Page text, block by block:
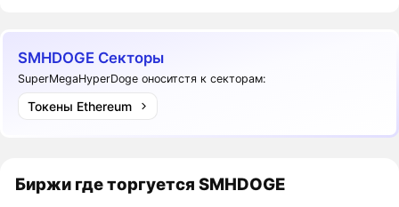
SMHDOGE Секторы
SuperMegaHyperDoge оноситстя к секторам:
Токены Ethereum
Биржи где торгуется SMHDOGE